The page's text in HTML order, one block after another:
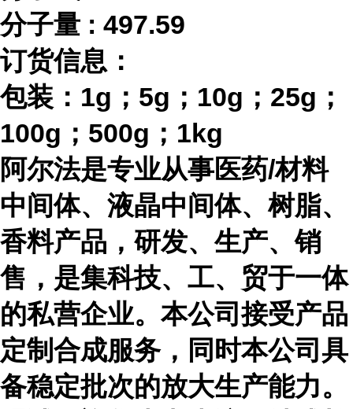
分子量 : 497.59
订货信息：
包装： 1g；5g；10g；25g；
100g；500g；1kg
阿尔法是专业从事医药/材料
中间体、液晶中间体、树脂、
香料产品，研发、生产、销
售，是集科技、工、贸于一体
的私营企业。本公司接受产品
定制合成服务，同时本公司具
备稳定批次的放大生产能力。